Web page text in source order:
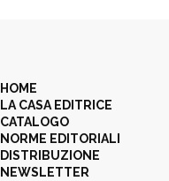
HOME
LA CASA EDITRICE
CATALOGO
NORME EDITORIALI
DISTRIBUZIONE
NEWSLETTER